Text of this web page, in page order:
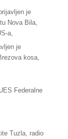
je
Nova Bila,
a,
je
kosa,
Federalne
Tuzla, radio